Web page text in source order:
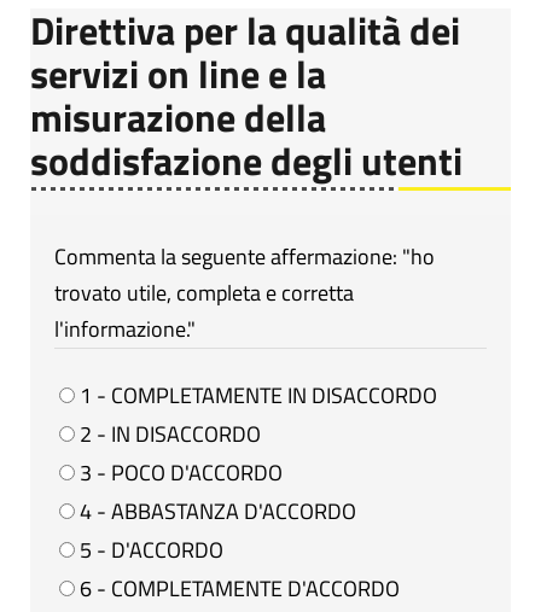
Direttiva per la qualità dei
servizi on line e la
misurazione della
soddisfazione degli utenti
Commenta la seguente affermazione: "ho
trovato utile, completa e corretta
l'informazione."
1 - COMPLETAMENTE IN DISACCORDO
2 - IN DISACCORDO
3 - POCO D'ACCORDO
4 - ABBASTANZA D'ACCORDO
5 - D'ACCORDO
6 - COMPLETAMENTE D'ACCORDO